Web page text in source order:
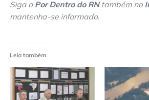
Siga o Por Dentro do RNtambém no
mantenha-se informado.
Leia também